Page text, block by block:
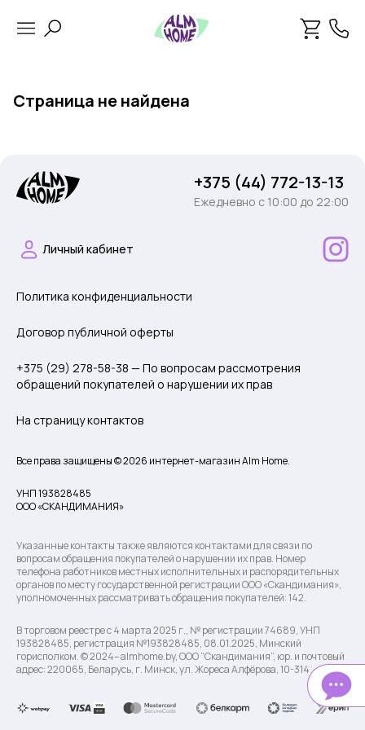
Страница не найдена
+375 (44) 772-13-13
Ежедневно c 10:00 до 22:00
Личный кабинет
Политика конфиденциальности
Договор публичной оферты
+375 (29) 278-58-38 — По вопросам рассмотрения
обращений покупателей о нарушении их прав
На страницу контактов
Все права защищены © 2026 интернет-магазин Alm Home.
УНП 193828485
ООО «СКАНДИМАНИЯ»
Указанные контакты также являются контактами для связи по
вопросам обращения покупателей о нарушении их прав. Номер
телефона работников местных исполнительных и распорядительных
органов по месту государственной регистрации ООО «Скандимания»,
уполномоченных рассматривать обращения покупателей: 142.
В торговом реестре с 4 марта 2025 г., № регистрации 74689, УНП
193828485, регистрация №193828485, 08.01.2025, Минский
горисполком. © 2024– almhome.by, ООО “Скандимания”, юр. и почтовый
адрес: 220065, Беларусь, г. Минск, ул. Жореса Алфёрова, 10-314